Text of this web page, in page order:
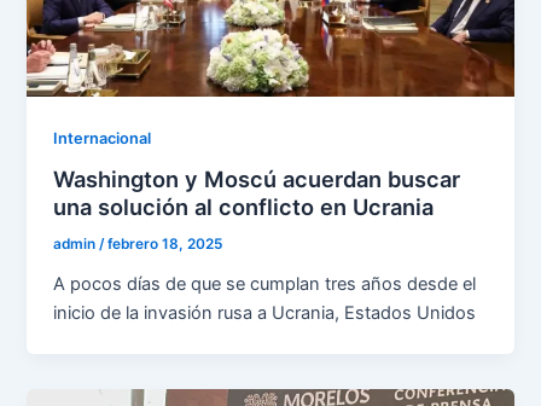
Internacional
Washington y Moscú acuerdan buscar
una solución al conflicto en Ucrania
admin/febrero 18, 2025
A pocos días de que se cumplan tres años desde el
inicio de la invasión rusa a Ucrania, Estados Unidos